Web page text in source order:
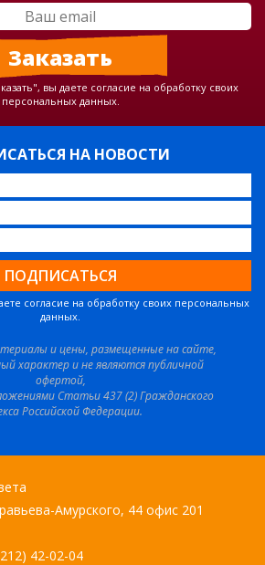
вы даете согласие на обработку своих
персональных данных.
НА НОВОСТИ
согласие на обработку своих персональных
данных.
и цены, размещенные на сайте,
характер и не являются публичной
офертой,
Статьи 437 (2) Гражданского
Российской Федерации.
Амурского, 44 офис 201
42-02-04